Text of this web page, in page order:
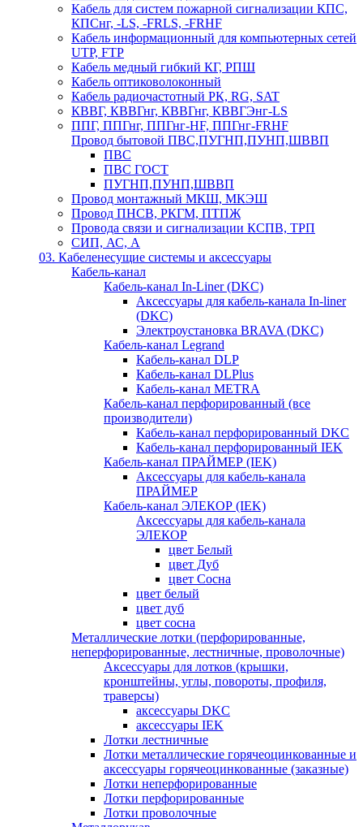
Кабель для систем пожарной сигнализации КПС,
КПСнг, -LS, -FRLS, -FRHF
Кабель информационный для компьютерных сетей
UTP, FTP
Кабель медный гибкий КГ, РПШ
Кабель оптиковолоконный
Кабель радиочастотный РК, RG, SAT
КВВГ, КВВГнг, КВВГнг, КВВГЭнг-LS
ППГ, ППГнг, ППГнг-HF, ППГнг-FRHF
Провод бытовой ПВС,ПУГНП,ПУНП,ШВВП
ПВС
ПВС ГОСТ
ПУГНП,ПУНП,ШВВП
Провод монтажный МКШ, МКЭШ
Провод ПНСВ, РКГМ, ПТПЖ
Провода связи и сигнализации КСПВ, ТРП
СИП, АС, А
03. Кабеленесущие системы и аксессуары
Кабель-канал
Кабель-канал In-Liner (DKC)
Аксессуары для кабель-канала In-liner
(DKC)
Электроустановка BRAVA (DKC)
Кабель-канал Legrand
Кабель-канал DLP
Кабель-канал DLPlus
Кабель-канал METRA
Кабель-канал перфорированный (все
производители)
Кабель-канал перфорированный DKC
Кабель-канал перфорированный IEK
Кабель-канал ПРАЙМЕР (IEK)
Аксессуары для кабель-канала
ПРАЙМЕР
Кабель-канал ЭЛЕКОР (IEK)
Аксессуары для кабель-канала
ЭЛЕКОР
цвет Белый
цвет Дуб
цвет Сосна
цвет белый
цвет дуб
цвет сосна
Металлические лотки (перфорированные,
неперфорированные, лестничные, проволочные)
Аксессуары для лотков (крышки,
кронштейны, углы, повороты, профиля,
траверсы)
аксессуары DKC
аксессуары IEK
Лотки лестничные
Лотки металлические горячеоцинкованные и
аксессуары горячеоцинкованные (заказные)
Лотки неперфорированные
Лотки перфорированные
Лотки проволочные